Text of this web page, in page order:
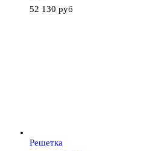
52 130 руб
Решетка